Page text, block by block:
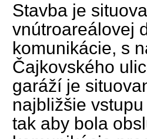
Stavba je
vnútroareálovej
komunikácie, s
Čajkovského
garáží je
najbližšie
tak aby bola